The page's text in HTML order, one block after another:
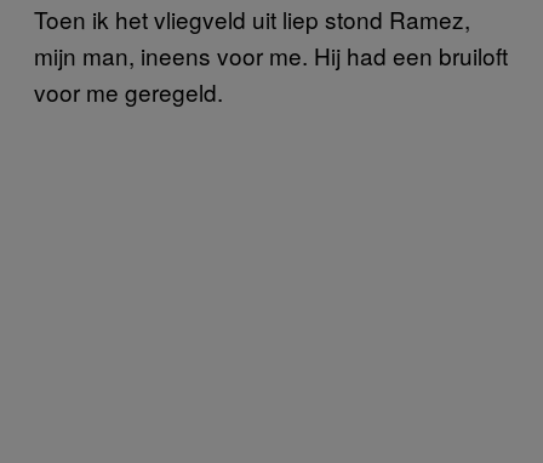
Toen ik het vliegveld uit liep stond Ramez,
mijn man, ineens voor me. Hij had een bruiloft
voor me geregeld.